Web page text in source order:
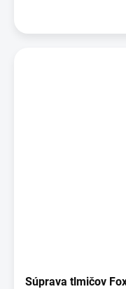
Súprava tlmičov